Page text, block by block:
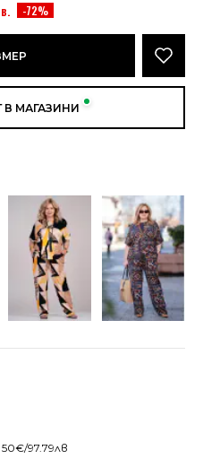
-72%
МАГАЗИНИ
97.79лв